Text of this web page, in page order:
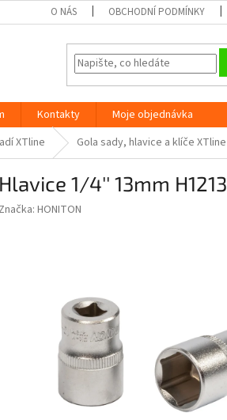
O NÁS OBCHODNÍ PODMÍNKY
Kontakty
Moje objednávka
XTline Gola sady, hlavice a klíče XTline
Hlavice 1/4'' 13mm H1213
Značka: HONITON